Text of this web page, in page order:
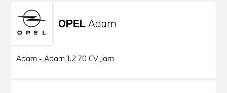
OPELAdam
Usato
Adam - Adam 1.2 70 CV Jam